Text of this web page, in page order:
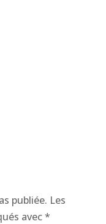
publiée. Les
avec*